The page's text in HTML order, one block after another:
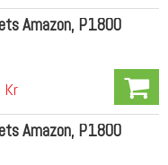
Amazon, P1800
Kr
Amazon, P1800